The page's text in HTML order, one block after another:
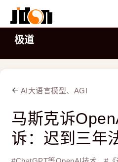
极道
AI大语言模型、AGI
马斯克诉
诉：迟到三年